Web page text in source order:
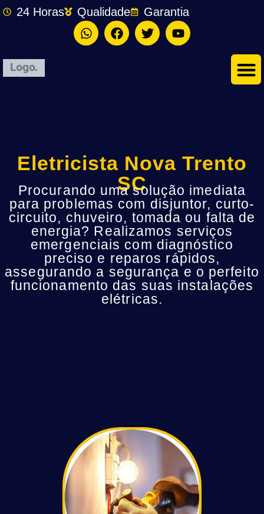
24 Horas Qualidade Garantia
Eletricista Nova Trento
SC
Procurando uma solução imediata
para problemas com disjuntor, curto-
circuito, chuveiro, tomada ou falta de
energia? Realizamos serviços
emergenciais com diagnóstico
preciso e reparos rápidos,
assegurando a segurança e o perfeito
funcionamento das suas instalações
elétricas.